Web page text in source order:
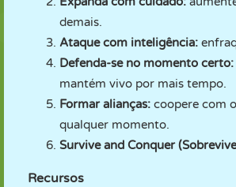
demais.
Ataque com inteligência:
Defenda-se no momento certo:
mantém vivo por mais tempo.
Formar alianças: coopere com
qualquer momento.
Survive and Conquer
Recursos